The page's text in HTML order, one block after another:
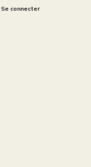
Se connecter